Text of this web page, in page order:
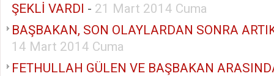
ŞEKLİ VARDI - 21 Mart 2014 Cuma
BAŞBAKAN, SON OLAYLARDAN SONRA
14 Mart 2014 Cuma
FETHULLAH GÜLEN VE BAŞBAKAN